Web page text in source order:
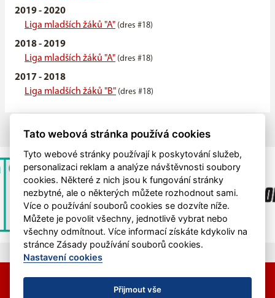
2019 - 2020
Liga mladších žáků "A" (dres #18)
2018 - 2019
Liga mladších žáků "A" (dres #18)
2017 - 2018
Liga mladších žáků "B" (dres #18)
Nastavení cookies
© 2026 HC Hvězda Praha &eSports.cz
Tato webová stránka používá cookies
Tyto webové stránky používají k poskytování služeb,
personalizaci reklam a analýze návštěvnosti soubory
cookies. Některé z nich jsou k fungování stránky
nezbytné, ale o některých můžete rozhodnout sami.
Více o používání souborů cookies se dozvíte níže.
Můžete je povolit všechny, jednotlivě vybrat nebo
všechny odmítnout. Více informací získáte kdykoliv na
stránce Zásady používání souborů cookies.
Nastavení cookies
Přijmout vše